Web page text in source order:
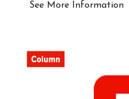
See More Information